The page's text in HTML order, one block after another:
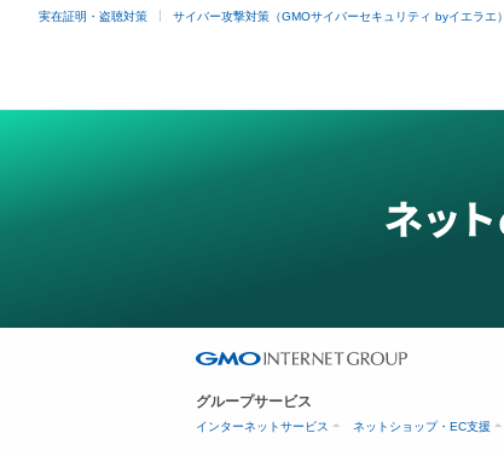
実在証明・盗聴対策 サイバー攻撃対策（GMOサイバーセキュリティ byイエラエ）
グループサービス
インターネットサービス ネットショップ・EC支援